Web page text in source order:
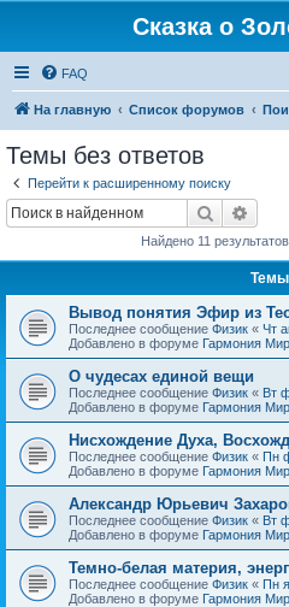
Сказка о
FAQ
На главную Список форумов
Темы без ответов
Перейти к расширенному поиску
Поиск
Найдено 11
Темы
Вывод понятия Эфир из
Последнее сообщение Физик « Чт
Добавлено в форуме Гармония
О чудесах единой вещи
Последнее сообщение Физик « Вт
Добавлено в форуме Гармония
Нисхождение Духа,
Последнее сообщение Физик « Пн
Добавлено в форуме Гармония
Александр Юрьевич
Последнее сообщение Физик « Вт
Добавлено в форуме Гармония
Темно-белая материя,
Последнее сообщение Физик « Пн
Добавлено в форуме Гармония